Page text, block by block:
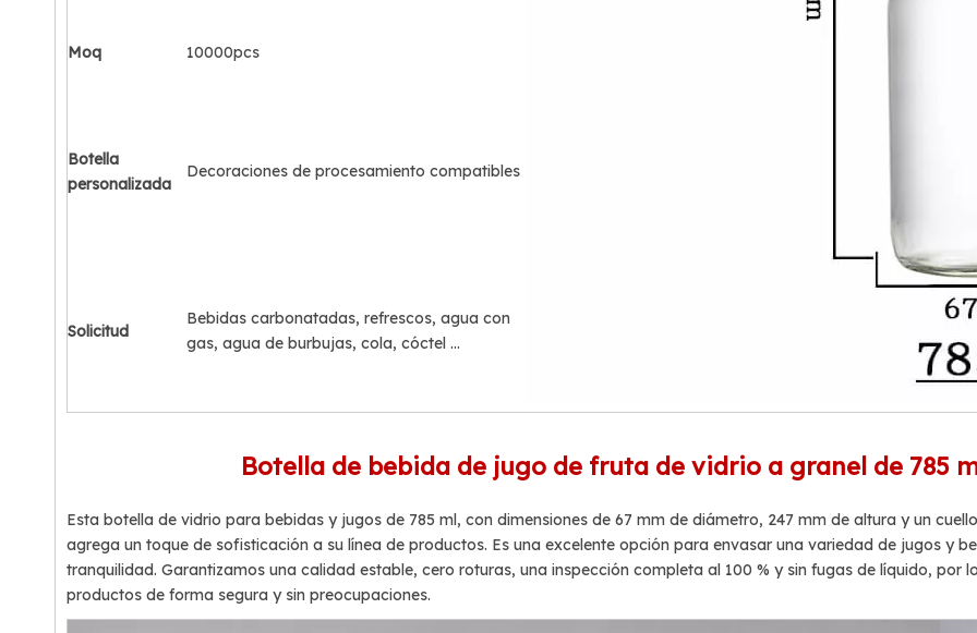
Moq 10000pcs
Botella
personalizada
Decoraciones de procesamiento compatibles
Solicitud
Bebidas carbonatadas, refrescos, agua con
gas, agua de burbujas, cola, cóctel ...
Botella de bebida de jugo de fruta de vidrio a granel de 785
Esta botella de vidrio para bebidas y jugos de 785 ml, con dimensiones de 67 mm de diámetro, 247 mm de altura y un
agrega un toque de sofisticación a su línea de productos. Es una excelente opción para envasar una variedad de jugos y
tranquilidad. Garantizamos una calidad estable, cero roturas, una inspección completa al 100 % y sin fugas de líquido, por
productos de forma segura y sin preocupaciones.